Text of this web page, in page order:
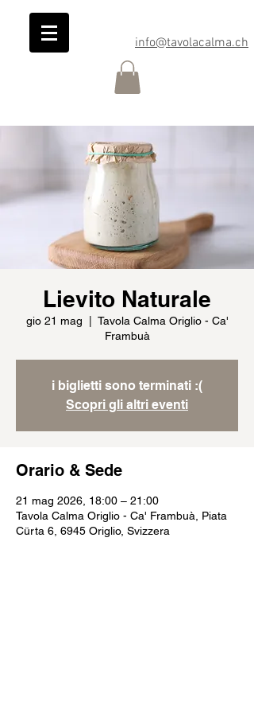
info@tavolacalma.ch
Lievito Naturale
gio 21 mag
Tavola Calma Origlio - Ca'
Frambuà
i biglietti sono terminati :(
Scopri gli altri eventi
Orario & Sede
21 mag 2026, 18:00 – 21:00
Tavola Calma Origlio - Ca' Frambuà, Piata
Cürta 6, 6945 Origlio, Svizzera